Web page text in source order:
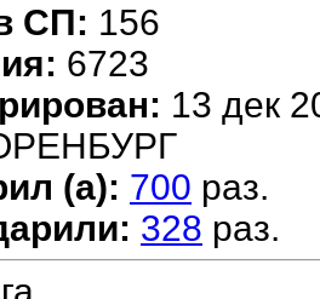
СП: 156
6723
13 дек
(а): 700 раз.
328 раз.